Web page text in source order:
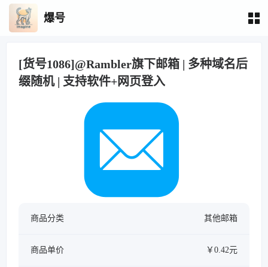
爆号
[货号1086]@Rambler旗下邮箱 | 多种域名后
缀随机 | 支持软件+网页登入
商品分类 其他邮箱
商品单价 ￥0.42元